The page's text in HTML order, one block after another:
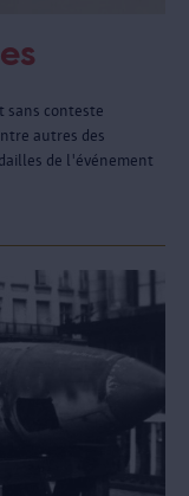
sans conteste
autres des
de l'événement